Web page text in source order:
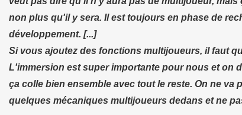
non plus qu'il y sera. Il est toujours en phase de
développement. [...]
Si vous ajoutez des fonctions multijoueurs, il faut
L'immersion est super importante pour nous et on
ça colle bien ensemble avec tout le reste. On ne va
quelques mécaniques multijoueurs dedans et ne